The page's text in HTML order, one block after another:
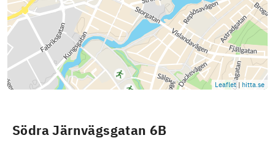
Leaflet | hitta.se
Södra Järnvägsgatan 6B